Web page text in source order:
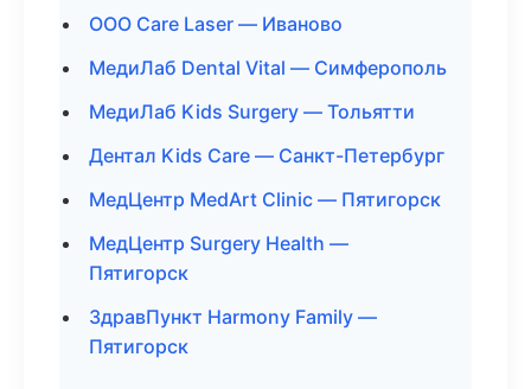
ООО Care Laser — Иваново
МедиЛаб Dental Vital — Симферополь
МедиЛаб Kids Surgery — Тольятти
Дентал Kids Care — Санкт-Петербург
МедЦентр MedArt Clinic — Пятигорск
МедЦентр Surgery Health —
Пятигорск
ЗдравПункт Harmony Family —
Пятигорск